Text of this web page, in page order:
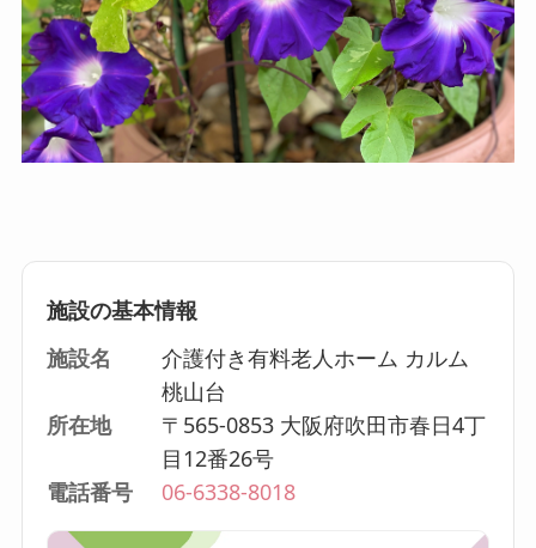
施設の基本情報
施設名
介護付き有料老人ホーム カルム
桃山台
所在地
〒565-0853 大阪府吹田市春日4丁
目12番26号
電話番号
06-6338-8018